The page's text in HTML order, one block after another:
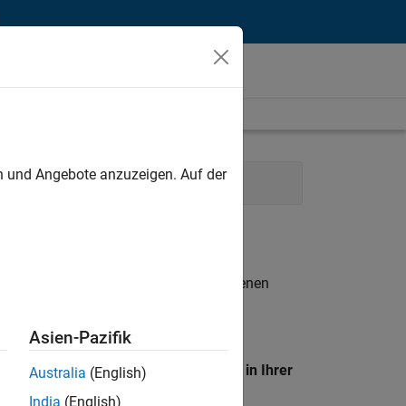
Operations
. Wenn Sie noch immer keine offenen
unseres
Standort, um alle Stellenangebote in Ihrer
Angebote anzuzeigen. Auf der
Asien-Pazifik
Australia (English)
India (English)